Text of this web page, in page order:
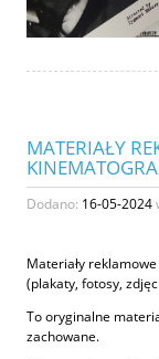
MATERIAŁY
Dodano: 16-05-2024
Materiały
(plakaty, fotosy,
To oryginalne
zachowane.